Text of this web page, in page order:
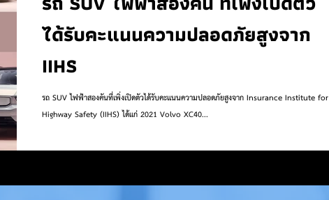
ได้รับคะแนนความปลอดภัยสูงจาก
IIHS
รถ SUV ไฟฟ้าสองคันที่เพิ่งเปิดตัวได้รับคะแนนความปลอดภัยสูงจาก Insurance Institute for
Highway Safety (IIHS) ได้แก่ 2021 Volvo XC40...